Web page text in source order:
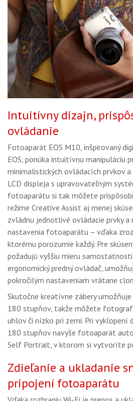
Intuitívny dizajn,
ovládanie
Fotoaparát EOS M10, inšpirovaný
EOS, ponúka intuitívnu manipuláciu
minimalistických ovládacích prvkov
LCD displeja s upravovateľným
fotoaparátu si tak môžete
režime Creative Assist aj menej
zvládnu jednotlivé ovládacie prvky a
nastavenia fotoaparátu – vďaka
ktorému porozumie každý. Pre
požadujú vyššiu mieru
ergonomický predný ovládač,
pokročilým nastaveniam vrátane
Skutočne kreatívne zábery
180 stupňov, takže môžete
uhlov či nízko pri zemi. Pri vyklopení
180 stupňov navyše fotoaparát
Self Portrait, v ktorom si vytvoríte
Zdieľanie a ukladanie
pripojení fotoaparátu